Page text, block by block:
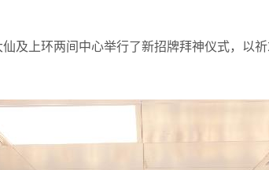
及上环两间中心举行了新招牌拜神仪式，以